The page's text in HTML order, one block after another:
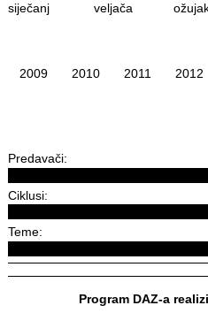
siječanj veljača
2009 2010 2011 2012
Predavači:
Ciklusi:
Teme:
Program DAZ-a